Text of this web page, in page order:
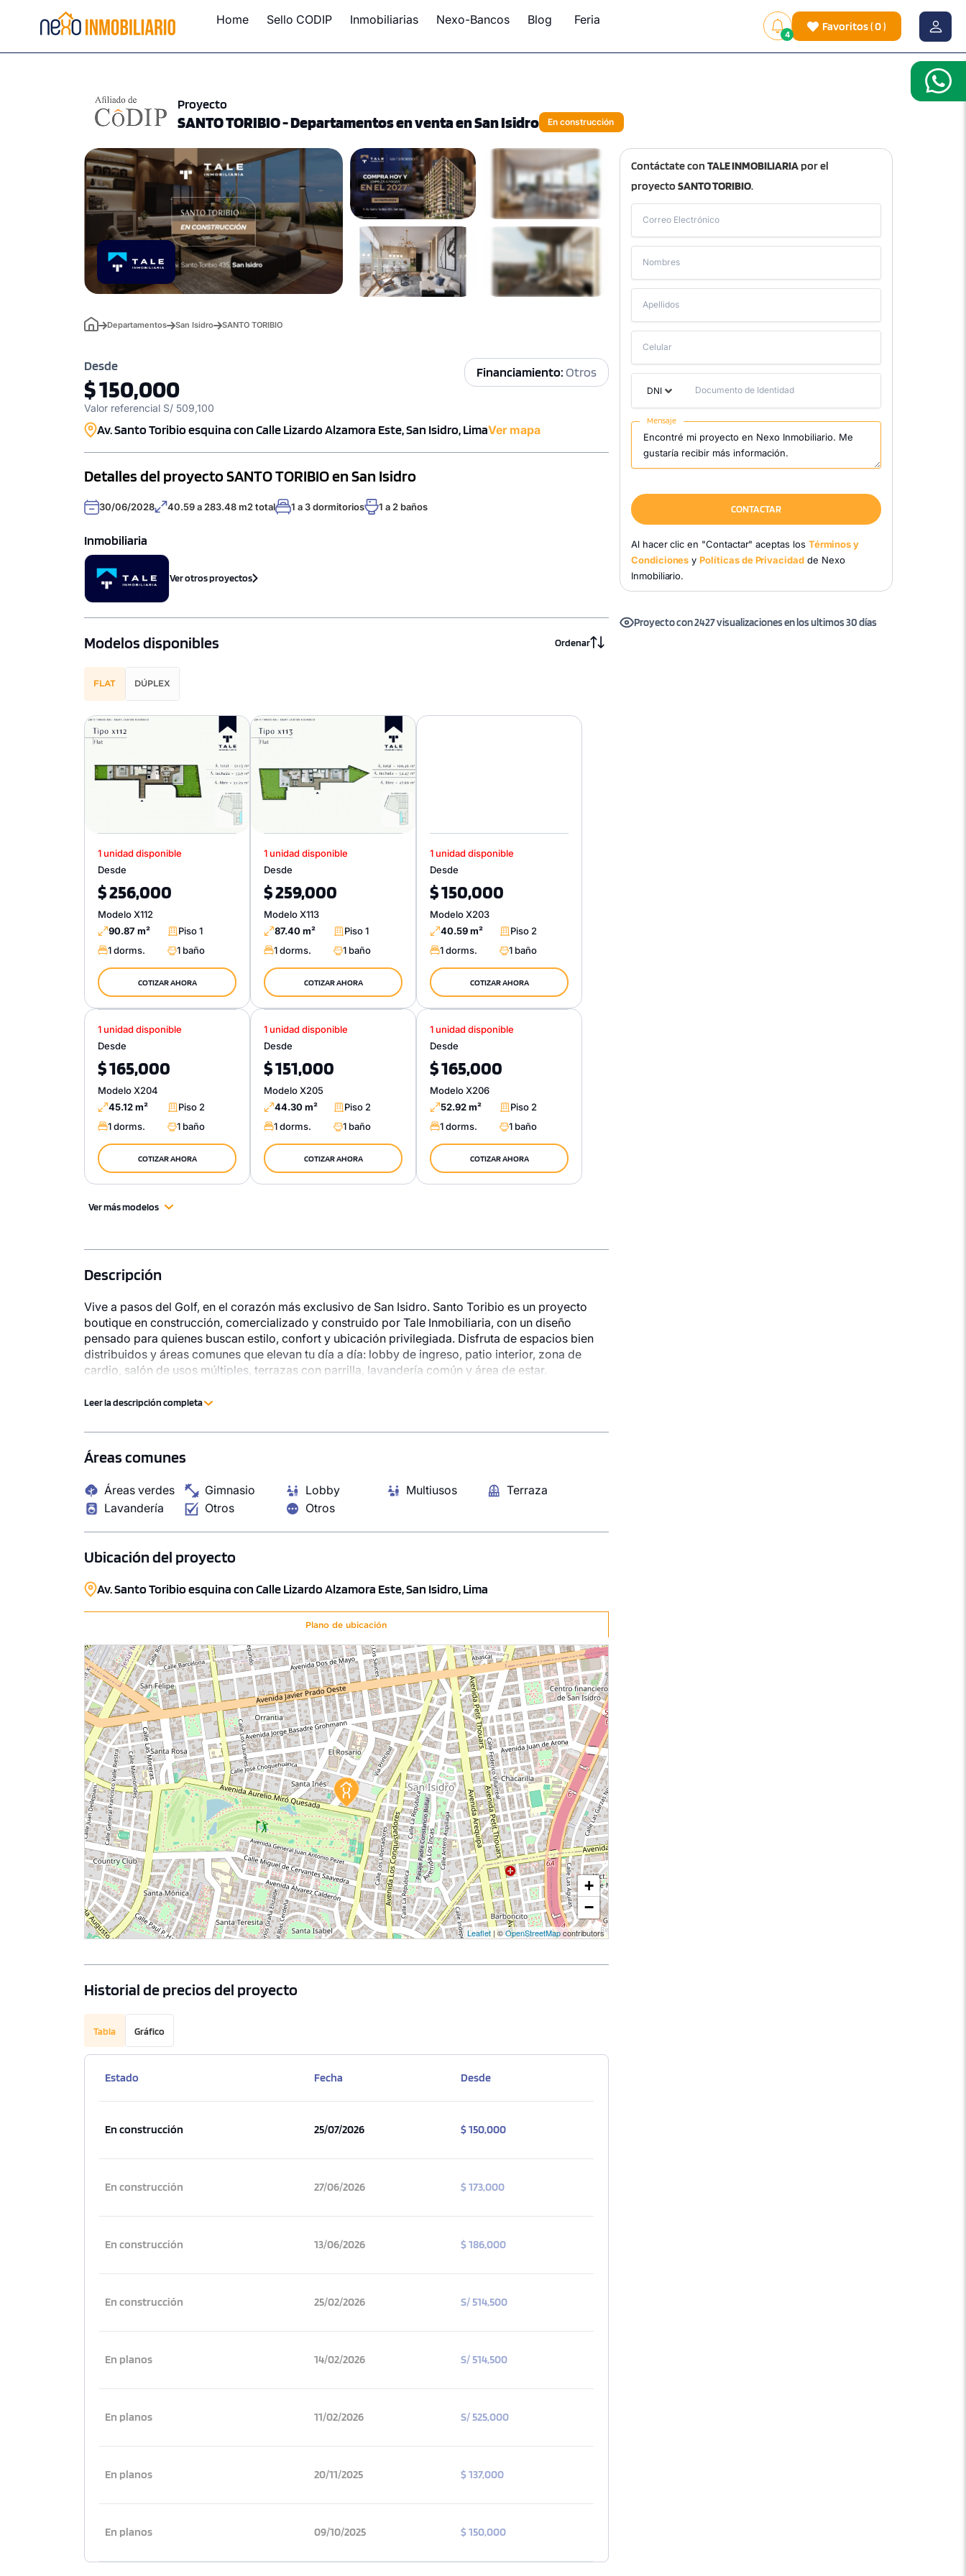
Home Sello CODIP Inmobiliarias Nexo-Bancos Blog Feria
4
Favoritos(0)
Proyecto
SANTO TORIBIO - Departamentos en venta en San Isidro En construcción
Contáctate con TALE INMOBILIARIApor el
proyecto SANTO TORIBIO.
Correo Electrónico
Nombres
Apellidos
Celular
DNI Documento de Identidad
Mensaje
CONTACTAR
Al hacer clic en "Contactar" aceptas los Términos y
Condiciones yPolíticas de Privacidadde Nexo
Inmobiliario.
Proyecto con 2427 visualizaciones en los ultimos 30 días
Departamentos San Isidro SANTO TORIBIO
Financiamiento:Otros
Desde
$ 150,000
Valor referencial S/ 509,100
Av. Santo Toribio esquina con Calle Lizardo Alzamora Este, San Isidro, LimaVer mapa
Detalles del proyecto SANTO TORIBIO en San Isidro
30/06/2028 40.59 a 283.48 m2 total 1 a 3 dormitorios 1 a 2 baños
Inmobiliaria
Ver otros proyectos
Modelos disponibles Ordenar
FLAT DÚPLEX
1 unidad disponible
Desde
$ 256,000
Modelo X112
90.87 m²
Piso 1
1 dorms.
1 baño
COTIZAR AHORA
1 unidad disponible
Desde
$ 259,000
Modelo X113
87.40 m²
Piso 1
1 dorms.
1 baño
COTIZAR AHORA
1 unidad disponible
Desde
$ 150,000
Modelo X203
40.59 m²
Piso 2
1 dorms.
1 baño
COTIZAR AHORA
1 unidad disponible
Desde
$ 165,000
Modelo X204
45.12 m²
Piso 2
1 dorms.
1 baño
COTIZAR AHORA
1 unidad disponible
Desde
$ 151,000
Modelo X205
44.30 m²
Piso 2
1 dorms.
1 baño
COTIZAR AHORA
1 unidad disponible
Desde
$ 165,000
Modelo X206
52.92 m²
Piso 2
1 dorms.
1 baño
COTIZAR AHORA
Ver más modelos
1 unidad disponible
$ 197,000
1 dorms.
2 baños
COTIZAR AHORA
1 unidad disponible
COTIZAR AHORA
1 unidad disponible
COTIZAR AHORA
1 unidad disponible
Desde
$ 220,000
Modelo X104
58.29 m²
Piso 1
1 dorms.
2 baños
COTIZAR AHORA
1 unidad disponible
Desde
$ 201,000
Modelo X110
58.04 m²
Piso 1
1 dorms.
2 baños
COTIZAR AHORA
1 unidad disponible
Desde
$ 179,000
Modelo X111
52.26 m²
Piso 1
1 dorms.
2 baños
COTIZAR AHORA
1 unidad disponible
Desde
$ 1,306,000
Modelo X01-B
283.48 m²
Piso 14
3 dorms.
2 baños
COTIZAR AHORA
1 unidad disponible
Desde
$ 1,233,000
Modelo X02
273.76 m²
Piso 14
2 dorms.
2 baños
COTIZAR AHORA
Descripción
Vive a pasos del Golf, en el corazón más exclusivo de San Isidro. Santo Toribio es un proyecto
boutique en construcción, comercializado y construido por Tale Inmobiliaria, con un diseño
pensado para quienes buscan estilo, confort y ubicación privilegiada. Disfruta de espacios bien
distribuidos y áreas comunes que elevan tu día a día: lobby de ingreso, patio interior, zona de
cardio, salón de usos múltiples, terrazas con parrilla, lavandería común y área de estar.
Leer la descripción completa
Áreas comunes
Áreas verdes Gimnasio Lobby Multiusos
Terraza
Lavandería
Otros Otros
Ubicación del proyecto
Av. Santo Toribio esquina con Calle Lizardo Alzamora Este, San Isidro, Lima
Plano de ubicación
+
−
Leaflet | ©OpenStreetMapcontributors
Historial de precios del proyecto
Tabla Gráfico
Estado Fecha Desde
En construcción 25/07/2026 $ 150,000
En construcción 27/06/2026 $ 173,000
En construcción 13/06/2026 $ 186,000
En construcción 25/02/2026 S/ 514,500
En planos 14/02/2026 S/ 514,500
En planos 11/02/2026 S/ 525,000
En planos 20/11/2025 $ 137,000
En planos 09/10/2025 $ 150,000